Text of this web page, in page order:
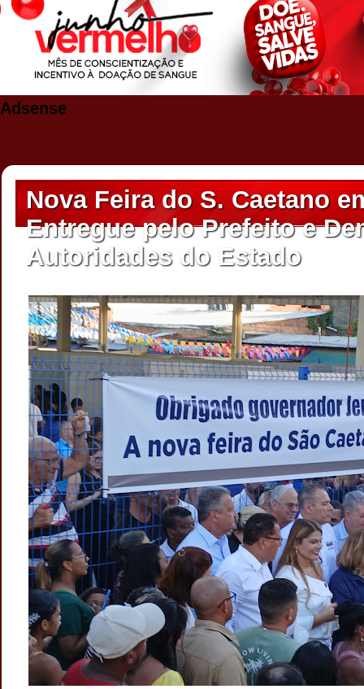
Adsense
Nova Feira do S. Caetano
Entregue pelo Prefeito e
Autoridades do Estado